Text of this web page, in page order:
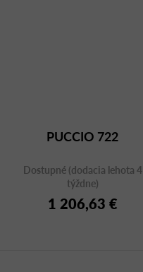
PUCCIO 722
Dostupné (dodacia lehota 4
týždne)
1 206,63 €